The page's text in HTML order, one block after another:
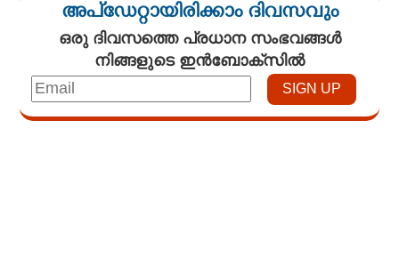
അപ്ഡേറ്റായിരിക്കാം ദിവസവും
ഒരു ദിവസത്തെ പ്രധാന സംഭവങ്ങൾ
നിങ്ങളുടെ ഇൻബോക്സിൽ